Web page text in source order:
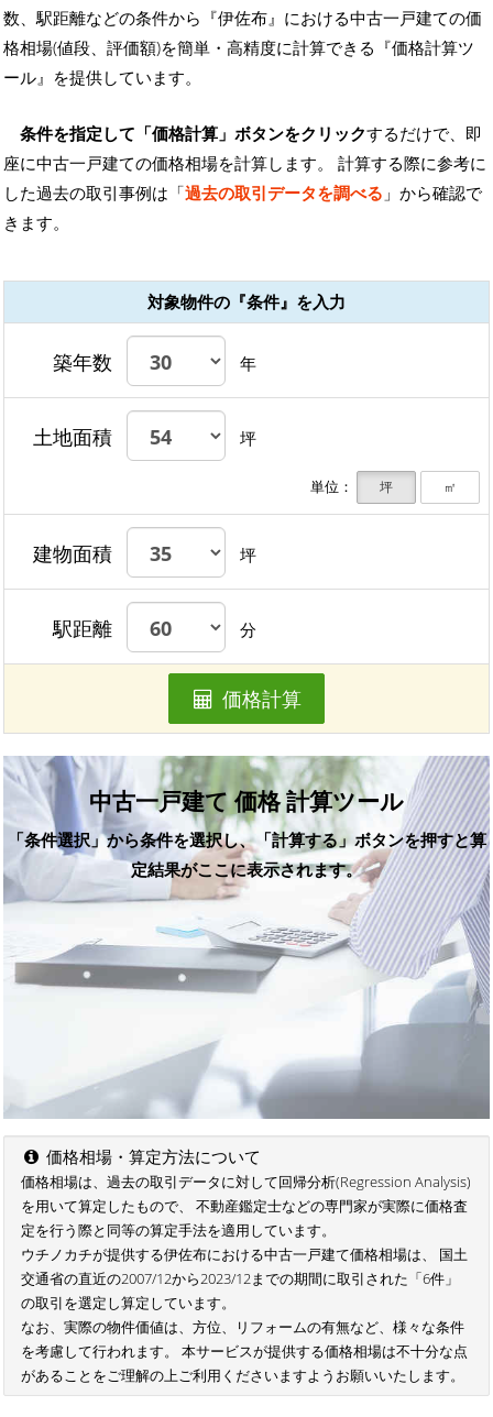
数、駅距離などの条件から『伊佐布』における中古一戸建ての価
格相場(値段、評価額)を簡単・高精度に計算できる『価格計算ツ
ール』を提供しています。
条件を指定して「価格計算」ボタンをクリックするだけで、即
座に中古一戸建ての価格相場を計算します。 計算する際に参考に
した過去の取引事例は「過去の取引データを調べる 」から確認で
きます。
対象物件の『条件』を入力
築年数 年
土地面積 坪
単位： 坪 ㎡
建物面積 坪
駅距離 分
価格計算
中古一戸建て 価格 計算ツール
「条件選択」から条件を選択し、「計算する」ボタンを押すと算
定結果がここに表示されます。
価格相場・算定方法について
価格相場は、過去の取引データに対して回帰分析(Regression Analysis)
を用いて算定したもので、 不動産鑑定士などの専門家が実際に価格査
定を行う際と同等の算定手法を適用しています。
ウチノカチが提供する伊佐布における中古一戸建て価格相場は、 国土
交通省の直近の2007/12から2023/12までの期間に取引された「6件」
の取引を選定し算定しています。
なお、実際の物件価値は、方位、リフォームの有無など、様々な条件
を考慮して行われます。 本サービスが提供する価格相場は不十分な点
があることをご理解の上ご利用くださいますようお願いいたします。